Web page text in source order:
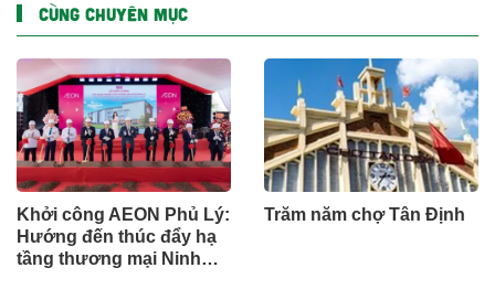
CÙNG CHUYÊN MỤC
Khởi công AEON Phủ Lý:
Hướng đến thúc đẩy hạ
tầng thương mại Ninh
Trăm năm chợ Tân Định